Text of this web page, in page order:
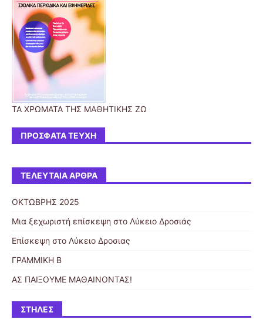
ΤΑ ΧΡΩΜΑΤΑ ΤΗΣ ΜΑΘΗΤΙΚΗΣ ΖΩ
ΠΡΌΣΦΑΤΑ ΤΕΎΧΗ
ΤΕΛΕΥΤΑΊΑ ΆΡΘΡΑ
ΟΚΤΩΒΡΗΣ 2025
Μια ξεχωριστή επίσκεψη στο Λύκειο Δροσιάς
Επίσκεψη στο Λύκειο Δροσιας
ΓΡΑΜΜΙΚΗ Β
ΑΣ ΠΑΙΞΟΥΜΕ ΜΑΘΑΙΝΟΝΤΑΣ!
ΣΤΉΛΕΣ